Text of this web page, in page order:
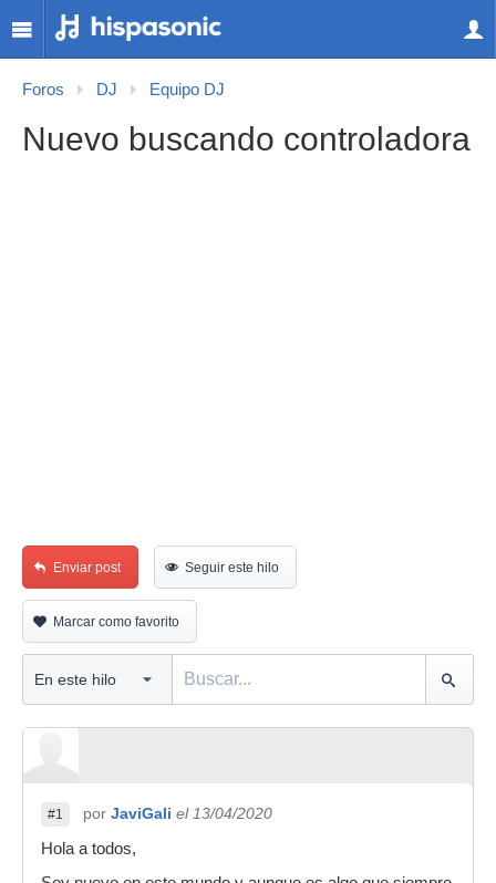
Foros DJ Equipo DJ
Nuevo buscando controladora
Enviar post Seguir este hilo
Marcar como favorito
#1 por JaviGali el 13/04/2020
Hola a todos,